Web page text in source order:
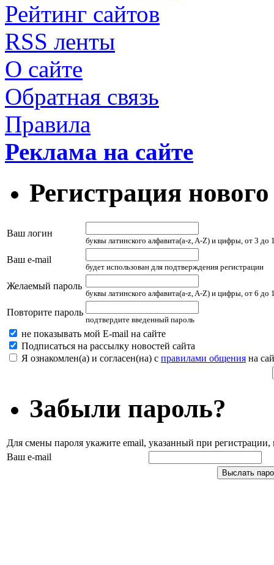
Рейтинг сайтов
RSS ленты
О сайте
Обратная связь
Правила
Реклама на сайте
Регистрация
Ваш логин
буквы латинского алфавита(a-z, A-Z) и цифры, от 3 до
Ваш e-mail
будет использован для подтверждения регистрации
Желаемый пароль
буквы латинского алфавита(a-z, A-Z) и цифры, от 6 до
Повторите пароль
подтвердите введенный пароль
не показывать мой E-mail на сайте
Подписаться на рассылку новостей сайта
Я ознакомлен(а) и согласен(на) с правилами общения на
Забыли пароль?
Для смены пароля укажите email, указанный при
Ваш e-mail